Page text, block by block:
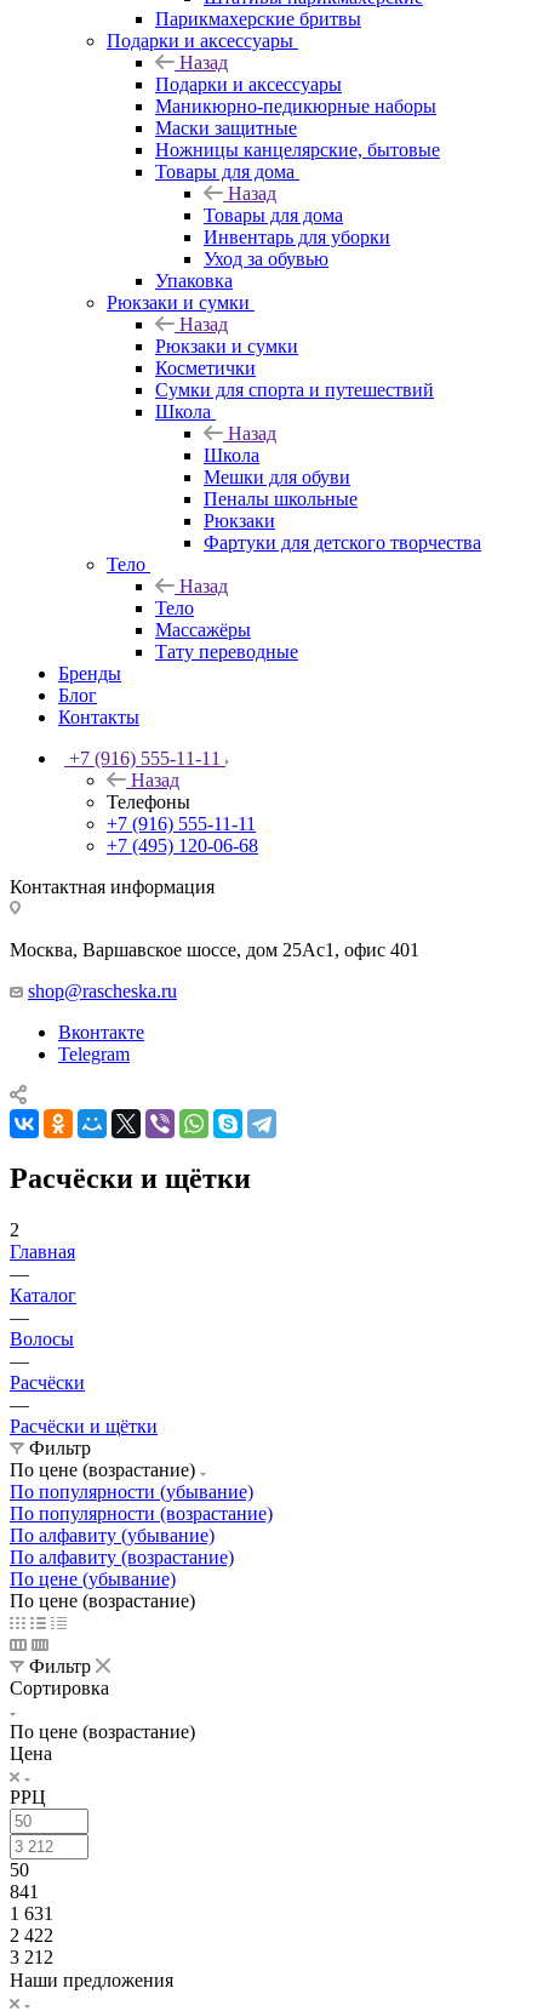
Парикмахерские бритвы
Подарки и аксессуары
Назад
Подарки и аксессуары
Маникюрно-педикюрные наборы
Маски защитные
Ножницы канцелярские, бытовые
Товары для дома
Назад
Товары для дома
Инвентарь для уборки
Уход за обувью
Упаковка
Рюкзаки и сумки
Назад
Рюкзаки и сумки
Косметички
Сумки для спорта и путешествий
Школа
Назад
Школа
Мешки для обуви
Пеналы школьные
Рюкзаки
Фартуки для детского творчества
Тело
Назад
Тело
Массажёры
Тату переводные
Бренды
Блог
Контакты
+7 (916) 555-11-11
Назад
Телефоны
+7 (916) 555-11-11
+7 (495) 120-06-68
Контактная информация
Москва, Варшавское шоссе, дом 25Аc1, офис 401
shop@rascheska.ru
Вконтакте
Telegram
Расчёски и щётки
2
Главная
—
Каталог
—
Волосы
—
Расчёски
—
Расчёски и щётки
Фильтр
По цене (возрастание)
По популярности (убывание)
По популярности (возрастание)
По алфавиту (убывание)
По алфавиту (возрастание)
По цене (убывание)
По цене (возрастание)
Фильтр
Сортировка
По цене (возрастание)
Цена
РРЦ
50
841
1 631
2 422
3 212
Наши предложения